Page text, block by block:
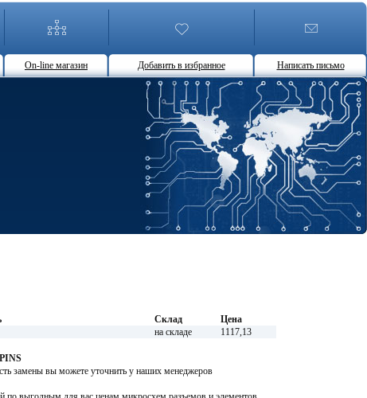
On-line магазин Добавить в избранное Написать письмо
Склад
Цена
на складе 1117,13
замены вы можете уточнить у наших менеджеров